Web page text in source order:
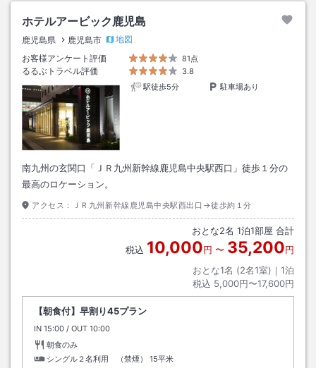
ホテルアービック鹿児島
鹿児島県 鹿児島市
地図
お客様アンケート評価
81点
るるぶトラベル評価
3.8
駅徒歩5分
駐車場あり
南九州の玄関口「ＪＲ九州新幹線鹿児島中央駅西口」徒歩１分の
最高のロケーション。
アクセス： ＪＲ九州新幹線鹿児島中央駅西出口→徒歩約１分
おとな2名 1泊1部屋 合計
税込 10,000円 〜 35,200円
おとな1名 (2名1室)｜ 1泊
税込 5,000円〜17,600円
【朝食付】早割り45プラン
IN チェックイン
15:00 / OUT チェックアウト
10:00
朝食のみ
シングル２名利用 （禁煙）
15平米